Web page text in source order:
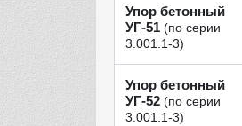
Упор бетонный
УГ‑51 (по серии
3.001.1‑3)
Упор бетонный
УГ‑52 (по серии
3.001.1‑3)